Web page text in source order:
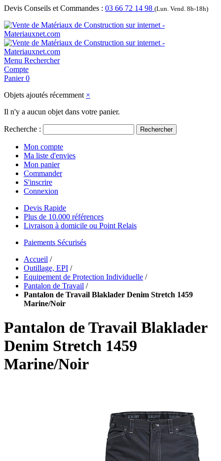
Devis Conseils et Commandes : 03 66 72 14 98 (Lun. Vend. 8h-18h)
Menu Rechercher
Compte
Panier 0
Objets ajoutés récemment ×
Il n'y a aucun objet dans votre panier.
Recherche : Rechercher
Mon compte
Ma liste d'envies
Mon panier
Commander
S'inscrire
Connexion
Devis Rapide
Plus de 10.000 références
Livraison à domicile ou Point Relais
Paiements Sécurisés
Accueil /
Outillage, EPI /
Equipement de Protection Individuelle /
Pantalon de Travail /
Pantalon de Travail Blaklader Denim Stretch 1459
Marine/Noir
Pantalon de Travail Blaklader
Denim Stretch 1459
Marine/Noir